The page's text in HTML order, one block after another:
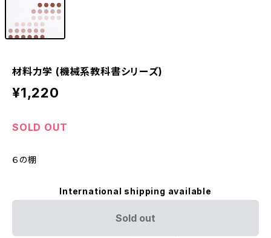
材料力学 (機械系教科書シリーズ)
¥1,220
SOLD OUT
６の棚
International shipping available
Sold out